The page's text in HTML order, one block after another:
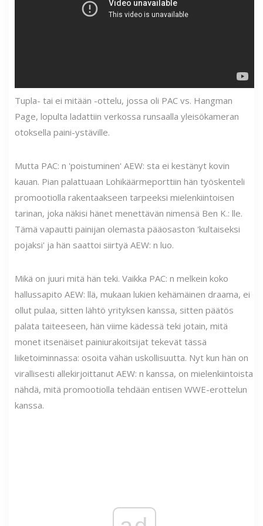
Tupla- tai ei mitään -ottelu, jossa oli PAC vs. Hangman
Page, lopulta ladattiin verkossa runsaalla yleisökameran
otoksella paini-ystäville.
Mutta PAC: n 'poistuminen' AEW: sta ei kestänyt kovin
kauan. Pian palattuaan Lohikäärmeporttiin hän työskenteli
promootiolla rakentaakseen tarpeeksi mielenkiintoisen
tarinan, joka näkisi hänet menettävän nimensä Ben K.: lle.
Tämä vapautti painijan olemasta pääosaston 'kultaiseksi
pojaksi' ja hän saattoi siirtyä AEW: n luo.
Mikä on juuri mitä hän teki. Vaikka PAC: n melkein koko
hallussapito AEW: llä, mukaan lukien kehämäinen draama, ei
ollut pulaa, sitten lähtö yrityksen kanssa, sitten päätös
palata taiteeseen, hän viime kädessä teki jotain, mitä
monet itsenäiset painiurakoitsijat tekevät tässä
liiketoiminnassa: osoita vähän uskollisuutta. Nyt kun hän on
virallisesti allekirjoittanut AEW: n kanssa, on mielenkiintoista
nähdä, mitä promootiolla tehdään entisen WWE-erottelun
kanssa.